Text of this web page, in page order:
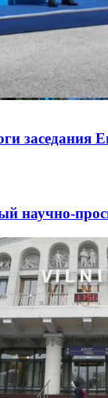
заседания
научно-